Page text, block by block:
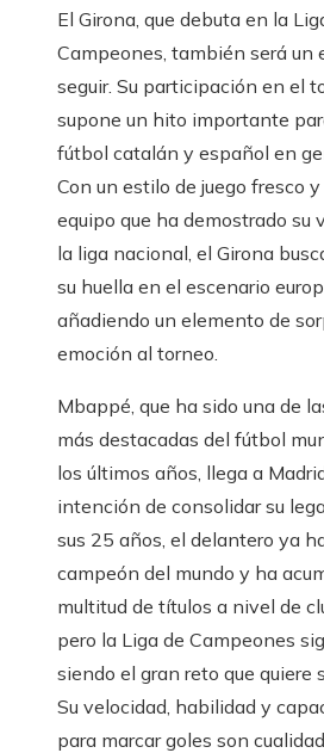
El Girona, que debuta en la
Campeones, también será un
seguir. Su participación en el
supone un hito importante
fútbol catalán y español en
Con un estilo de juego fresco y
equipo que ha demostrado su
la liga nacional, el Girona
su huella en el escenario
añadiendo un elemento de
emoción al torneo.
Mbappé, que ha sido una de
más destacadas del fútbol
los últimos años, llega a
intención de consolidar su
sus 25 años, el delantero ya
campeón del mundo y ha
multitud de títulos a nivel de
pero la Liga de Campeones
siendo el gran reto que quiere
Su velocidad, habilidad y
para marcar goles son